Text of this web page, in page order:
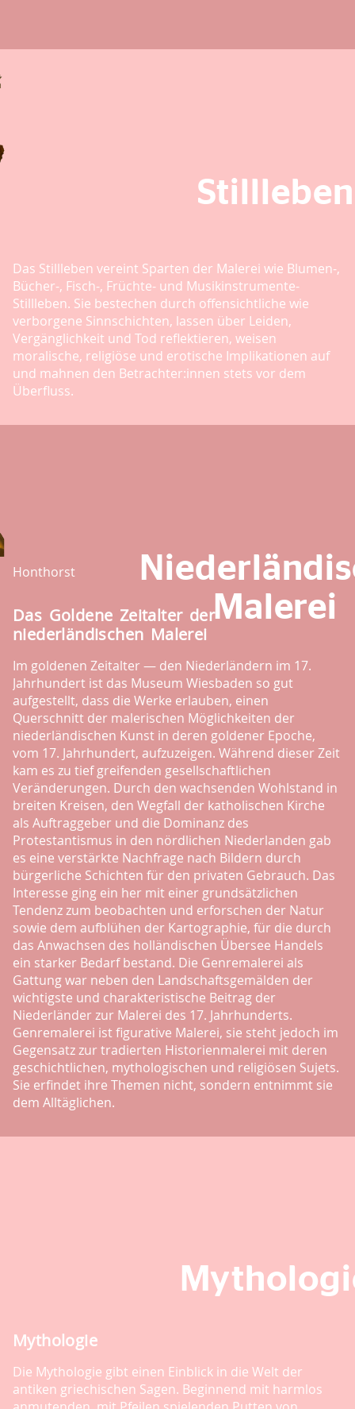
Stillleben
Das Stillleben vereint Sparten der Malerei wie Blumen-,
Bücher-, Fisch-, Früchte- und Musikinstrumente-
Stillleben. Sie bestechen durch offensichtliche wie
verborgene Sinnschichten, lassen über Leiden,
Vergänglichkeit und Tod reflektieren, weisen
moralische, religiöse und erotische Implikationen auf
und mahnen den Betrachter:innen stets vor dem
Überfluss.
Malerei
Honthorst
Das Goldene Zeitalter der
niederländischen Malerei
Im goldenen Zeitalter — den Niederländern im 17.
Jahrhundert ist das Museum Wiesbaden so gut
aufgestellt, dass die Werke erlauben, einen
Querschnitt der malerischen Möglichkeiten der
niederländischen Kunst in deren goldener Epoche,
vom 17. Jahrhundert, aufzuzeigen. Während dieser Zeit
kam es zu tief greifenden gesellschaftlichen
Veränderungen. Durch den wachsenden Wohlstand in
breiten Kreisen, den Wegfall der katholischen Kirche
als Auftraggeber und die Dominanz des
Protestantismus in den nördlichen Niederlanden gab
es eine verstärkte Nachfrage nach Bildern durch
bürgerliche Schichten für den privaten Gebrauch. Das
Interesse ging ein her mit einer grundsätzlichen
Tendenz zum beobachten und erforschen der Natur
sowie dem aufblühen der Kartographie, für die durch
das Anwachsen des holländischen Übersee Handels
ein starker Bedarf bestand. Die Genremalerei als
Gattung war neben den Landschaftsgemälden der
wichtigste und charakteristische Beitrag der
Niederländer zur Malerei des 17. Jahrhunderts.
Genremalerei ist figurative Malerei, sie steht jedoch im
Gegensatz zur tradierten Historienmalerei mit deren
geschichtlichen, mythologischen und religiösen Sujets.
Sie erfindet ihre Themen nicht, sondern entnimmt sie
dem Alltäglichen.
Mythologie
Die Mythologie gibt einen Einblick in die Welt der
antiken griechischen Sagen. Beginnend mit harmlos